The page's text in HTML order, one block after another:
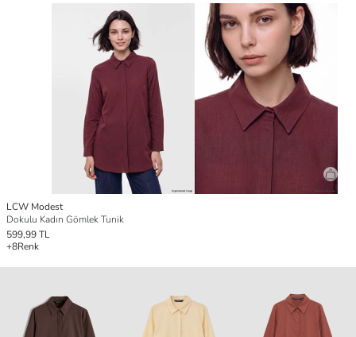
LCW Modest
Dokulu Kadın Gömlek Tunik
599,99 TL
+8Renk